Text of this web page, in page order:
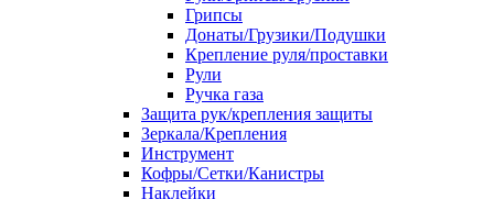
Грипсы
Донаты/Грузики/Подушки
Крепление руля/проставки
Рули
Ручка газа
Защита рук/крепления защиты
Зеркала/Крепления
Инструмент
Кофры/Сетки/Канистры
Наклейки